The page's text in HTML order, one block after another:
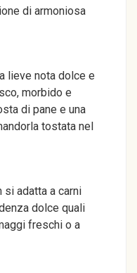
di armoniosa
lieve nota dolce e
morbido e
di pane e una
tostata nel
adatta a carni
dolce quali
freschi o a